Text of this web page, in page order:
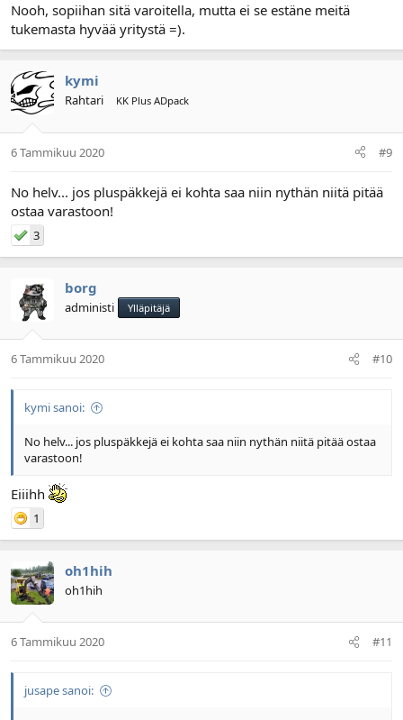
Nooh, sopiihan sitä varoitella, mutta ei se estäne meitä
tukemasta hyvää yritystä =).
kymi
Rahtari KK Plus ADpack
6 Tammikuu 2020 #9
No helv... jos pluspäkkejä ei kohta saa niin nythän niitä pitää
ostaa varastoon!
3
borg
administi Ylläpitäjä
6 Tammikuu 2020 #10
kymi sanoi:
No helv... jos pluspäkkejä ei kohta saa niin nythän niitä pitää ostaa
varastoon!
Eiiihh
1
oh1hih
oh1hih
6 Tammikuu 2020 #11
jusape sanoi: